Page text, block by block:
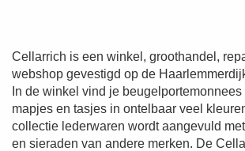
Cellarrich is een winkel, groothandel,
webshop gevestigd op de
In de winkel vind je beugelportemonnees
mapjes en tasjes in ontelbaar veel
collectie lederwaren wordt aangevuld
en sieraden van andere merken. De